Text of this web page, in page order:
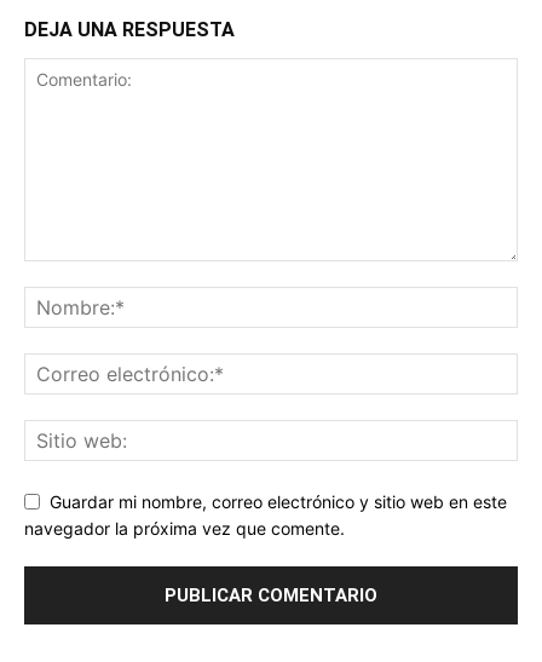
DEJA UNA RESPUESTA
Guardar mi nombre, correo electrónico y sitio web en este
navegador la próxima vez que comente.